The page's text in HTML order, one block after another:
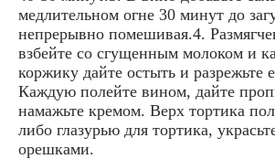
медлительном огне 30 минут до
непрерывно помешивая.4.
взбейте со сгущенным молоком и
коржику дайте остыть и разрежьте
Каждую полейте вином, дайте
намажьте кремом. Верх тортика
либо глазурью для тортика,
орешками.